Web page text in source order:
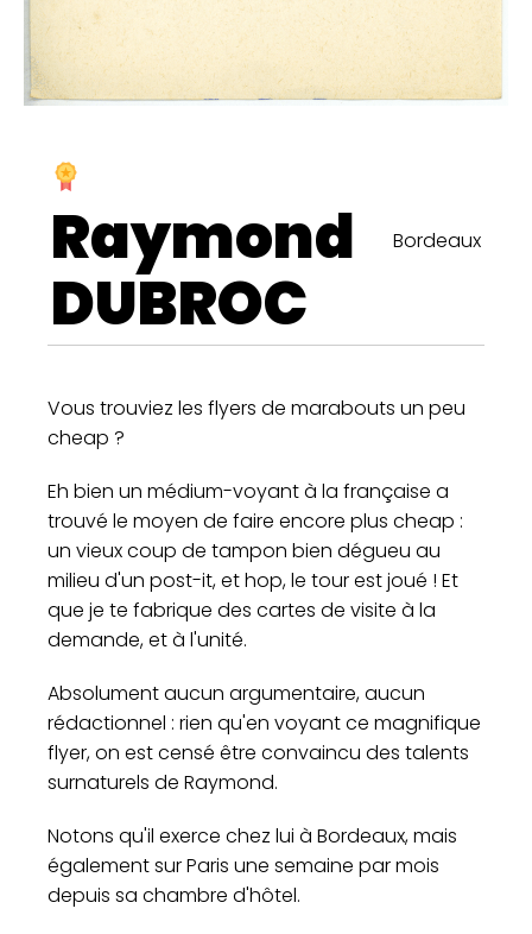
Raymond
DUBROC
Bordeaux
Vous trouviez les flyers de marabouts un peu
cheap ?
Eh bien un médium-voyant à la française a
trouvé le moyen de faire encore plus cheap :
un vieux coup de tampon bien dégueu au
milieu d'un post-it, et hop, le tour est joué ! Et
que je te fabrique des cartes de visite à la
demande, et à l'unité.
Absolument aucun argumentaire, aucun
rédactionnel : rien qu'en voyant ce magnifique
flyer, on est censé être convaincu des talents
surnaturels de Raymond.
Notons qu'il exerce chez lui à Bordeaux, mais
également sur Paris une semaine par mois
depuis sa chambre d'hôtel.